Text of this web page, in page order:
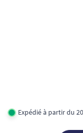
Expédié à partir du